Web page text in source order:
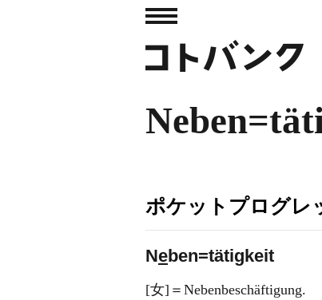
ポケットプログレ
Neben=tätigkeit
[女]＝Nebenbeschäftigung.